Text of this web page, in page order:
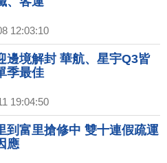
12:03:10
邊境解封 華航、星宇Q3皆
季最佳
19:04:50
到富里搶修中 雙十連假疏運
應